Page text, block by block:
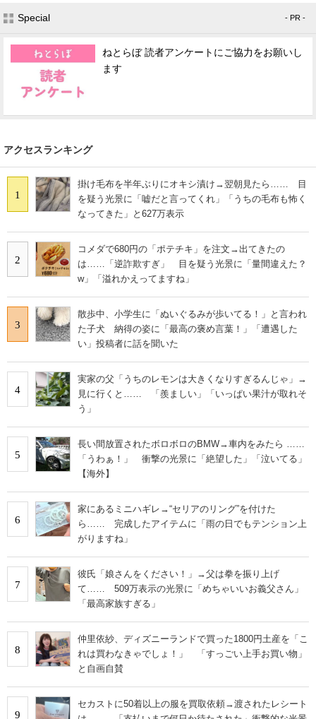
Special - PR -
ねとらぼ 読者アンケートにご協力をお願いし
ます
アクセスランキング
1
掛け毛布を半年ぶりにオキシ漬け→翌朝見たら…… 目
を疑う光景に「嘘だと言ってくれ」「うちの毛布も怖く
なってきた」と627万表示
2
コメダで680円の「ポテチキ」を注文→出てきたの
は……「逆詐欺すぎ」 目を疑う光景に「量間違えた？
w」「溢れかえってますね」
3
散歩中、小学生に「ぬいぐるみが歩いてる！」と言われ
た子犬 納得の姿に「最高の褒め言葉！」「遭遇した
い」投稿者に話を聞いた
4
実家の父「うちのレモンは大きくなりすぎるんじゃ」→
見に行くと…… 「羨ましい」「いっぱい果汁が取れそ
う」
5
長い間放置されたボロボロのBMW→車内をみたら ……
「うわぁ！」 衝撃の光景に「絶望した」「泣いてる」
【海外】
6
家にあるミニハギレ→“セリアのリング”を付けた
ら…… 完成したアイテムに「雨の日でもテンション上
がりますね」
7
彼氏「娘さんをください！」→父は拳を振り上げ
て…… 509万表示の光景に「めちゃいいお義父さん」
「最高家族すぎる」
8
仲里依紗、ディズニーランドで買った1800円土産を「こ
れは買わなきゃでしょ！」 「すっごい上手お買い物」
と自画自賛
9
セカストに50着以上の服を買取依頼→渡されたレシート